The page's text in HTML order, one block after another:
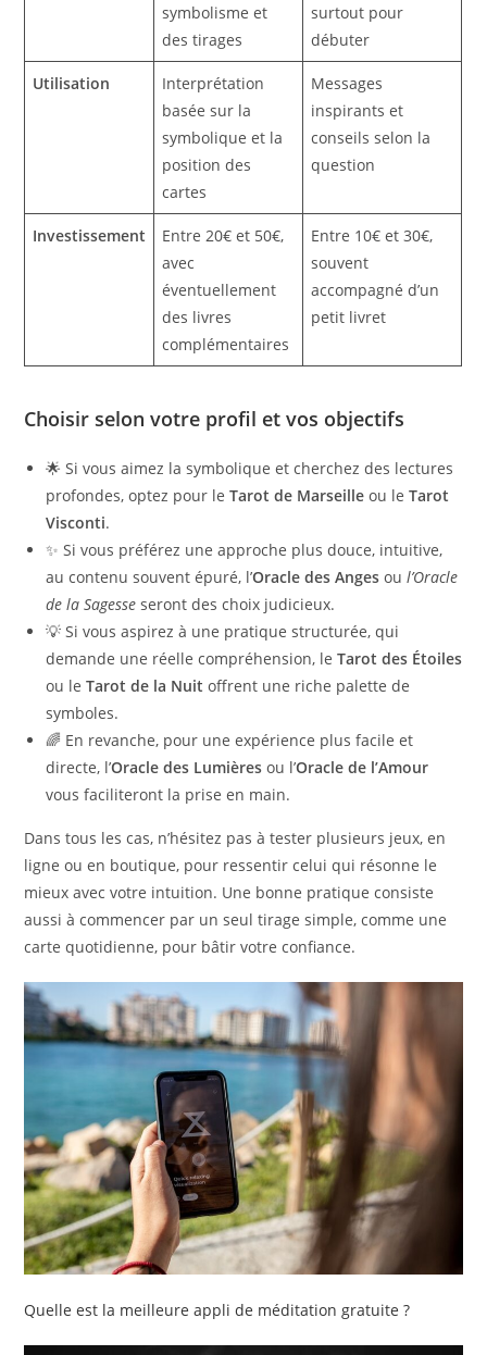
symbolisme et
des tirages
surtout pour
débuter
Utilisation
Interprétation
basée sur la
symbolique et la
position des
cartes
Messages
inspirants et
conseils selon la
question
Investissement
Entre 20€ et 50€,
avec
éventuellement
des livres
complémentaires
Entre 10€ et 30€,
souvent
accompagné d’un
petit livret
Choisir selon votre profil et vos objectifs
🌟 Si vous aimez la symbolique et cherchez des lectures
profondes, optez pour leTarot de Marseille ou leTarot
Visconti.
✨ Si vous préférez une approche plus douce, intuitive,
au contenu souvent épuré, l’Oracle des Anges ou l’Oracle
de la Sagesse seront des choix judicieux.
💡 Si vous aspirez à une pratique structurée, qui
demande une réelle compréhension, leTarot des Étoiles
ou leTarot de la Nuit offrent une riche palette de
symboles.
🌈 En revanche, pour une expérience plus facile et
directe, l’Oracle des Lumières ou l’Oracle de l’Amour
vous faciliteront la prise en main.
Dans tous les cas, n’hésitez pas à tester plusieurs jeux, en
ligne ou en boutique, pour ressentir celui qui résonne le
mieux avec votre intuition. Une bonne pratique consiste
aussi à commencer par un seul tirage simple, comme une
carte quotidienne, pour bâtir votre confiance.
Quelle est la meilleure appli de méditation gratuite ?